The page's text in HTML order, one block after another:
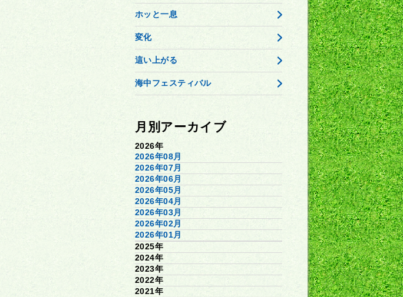
ホッと一息
変化
這い上がる
海中フェスティバル
月別アーカイブ
2026年
2026年08月
2026年07月
2026年06月
2026年05月
2026年04月
2026年03月
2026年02月
2026年01月
2025年
2024年
2023年
2022年
2021年